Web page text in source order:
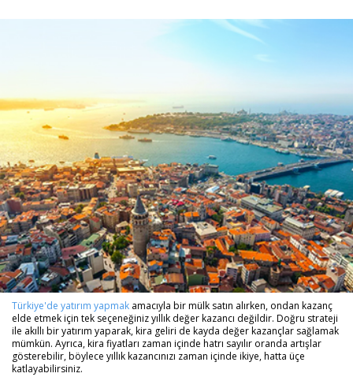
Türkiye'de yatırım yapmak amacıyla bir mülk satın alırken, ondan kazanç
elde etmek için tek seçeneğiniz yıllık değer kazancı değildir. Doğru strateji
ile akıllı bir yatırım yaparak, kira geliri de kayda değer kazançlar sağlamak
mümkün. Ayrıca, kira fiyatları zaman içinde hatrı sayılır oranda artışlar
gösterebilir, böylece yıllık kazancınızı zaman içinde ikiye, hatta üçe
katlayabilirsiniz.